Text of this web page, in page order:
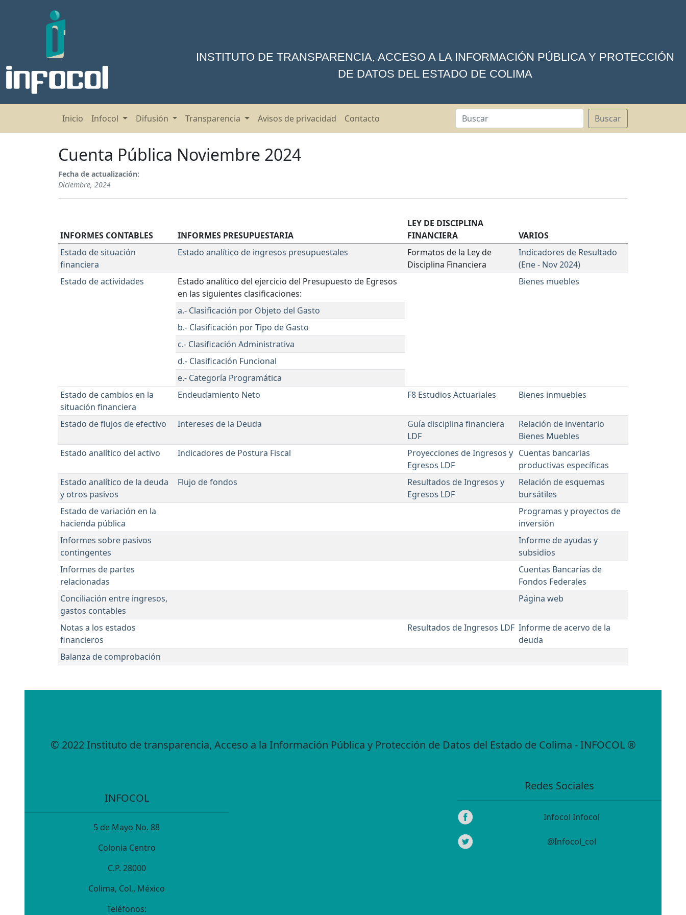
INSTITUTO DE TRANSPARENCIA, ACCESO A LA INFORMACIÓN PÚBLICA Y PROTECCIÓN
DE DATOS DEL ESTADO DE COLIMA
Inicio Infocol Difusión Transparencia Avisos de privacidad Contacto Buscar
Cuenta Pública Noviembre 2024
Fecha de actualización:
Diciembre, 2024
INFORMES CONTABLES INFORMES PRESUPUESTARIA
LEY DE DISCIPLINA
FINANCIERA
VARIOS
Estado de situación
financiera
Estado analítico de ingresos presupuestales
Formatos de la Ley de
Disciplina Financiera
Indicadores de Resultado
(Ene - Nov 2024)
Estado de actividades
Estado analítico del ejercicio del Presupuesto de Egresos
en las siguientes clasificaciones:
Bienes muebles
a.- Clasificación por Objeto del Gasto
b.- Clasificación por Tipo de Gasto
c.- Clasificación Administrativa
d.- Clasificación Funcional
e.- Categoría Programática
Estado de cambios en la
situación financiera
Endeudamiento Neto F8 Estudios Actuariales Bienes inmuebles
Estado de flujos de efectivo Intereses de la Deuda
Guía disciplina financiera
LDF
Relación de inventario
Bienes Muebles
Estado analítico del activo
Indicadores de Postura Fiscal
Proyecciones de Ingresos y
Egresos LDF
Cuentas bancarias
productivas específicas
Estado analítico de la deuda
y otros pasivos
Flujo de fondos
Resultados de Ingresos y
Egresos LDF
Relación de esquemas
bursátiles
Estado de variación en la
hacienda pública
Programas y proyectos de
inversión
Informes sobre pasivos
contingentes
Informe de ayudas y
subsidios
Informes de partes
relacionadas
Cuentas Bancarias de
Fondos Federales
Conciliación entre ingresos,
gastos contables
Página web
Notas a los estados
financieros
Resultados de Ingresos LDF Informe de acervo de la
deuda
Balanza de comprobación
© 2022 Instituto de transparencia, Acceso a la Información Pública y Protección de Datos del Estado de Colima - INFOCOL ®
INFOCOL
5 de Mayo No. 88
Colonia Centro
C.P. 28000
Colima, Col., México
Teléfonos:
Redes Sociales
Infocol Infocol
@Infocol_col